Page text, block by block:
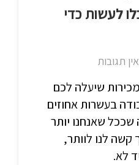
לעשות כדי
אין תגובות
שיעלה לכם
בעשרות אחוזים
שאנחנו יותר
לנו לוותר,
לא.